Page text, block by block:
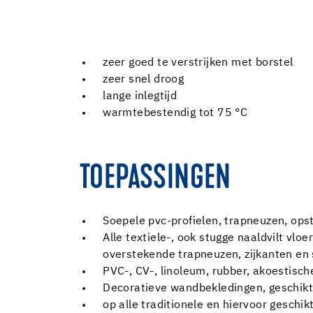
zeer goed te verstrijken met borstel
zeer snel droog
lange inlegtijd
warmtebestendig tot 75 °C
TOEPASSINGEN
Soepele pvc-profielen, trapneuzen,
Alle textiele-, ook stugge naaldvilt
overstekende trapneuzen, zijkanten
PVC-, CV-, linoleum, rubber,
Decoratieve wandbekledingen,
op alle traditionele en hiervoor